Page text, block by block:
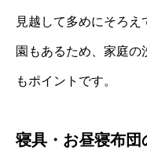
見越して多めにそろ
園もあるため、家庭の
もポイントです。
寝具・お昼寝布